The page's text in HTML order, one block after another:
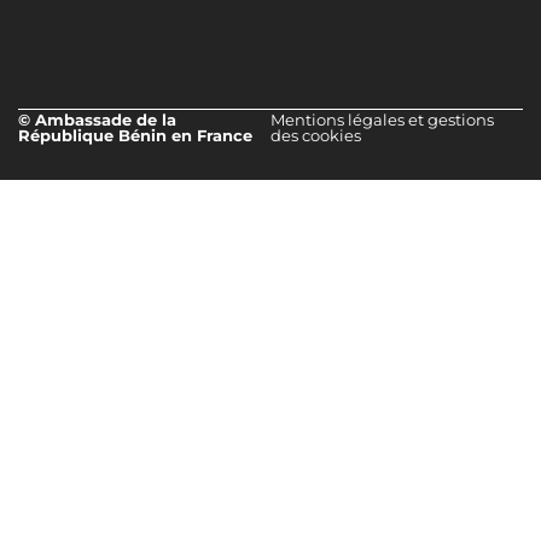
© Ambassade de la
République Bénin en France
Mentions légales et gestions
des cookies